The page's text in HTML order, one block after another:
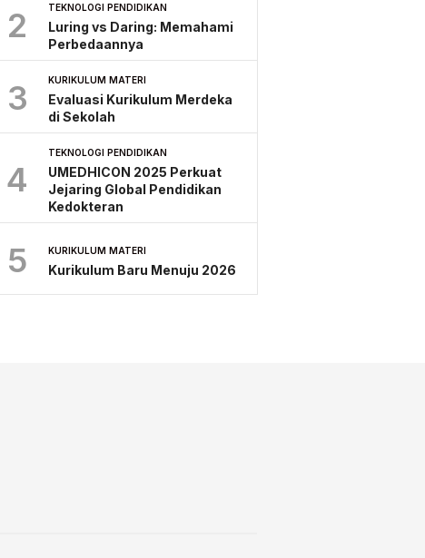
2 TEKNOLOGI PENDIDIKAN
Luring vs Daring: Memahami
Perbedaannya
3 KURIKULUM MATERI
Evaluasi Kurikulum Merdeka
di Sekolah
4
TEKNOLOGI PENDIDIKAN
UMEDHICON 2025 Perkuat
Jejaring Global Pendidikan
Kedokteran
5 KURIKULUM MATERI
Kurikulum Baru Menuju 2026